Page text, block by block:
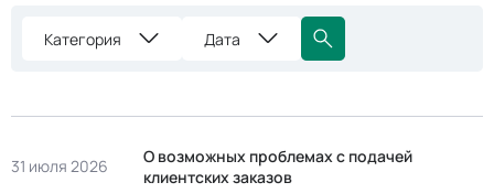
Категория Дата
31 июля 2026
О возможных проблемах с подачей
клиентских заказов